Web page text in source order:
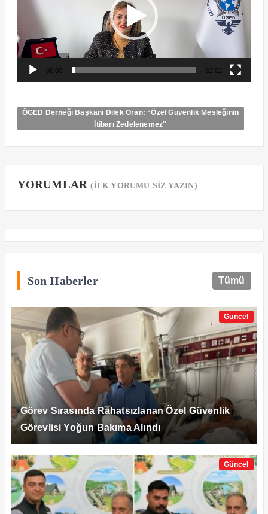
00:00 02:02
ÖGED Derneği Başkanı Dilek Oran: “Özel Güvenlik Mesleğinin
İtibarı Zedelenemez''
YORUMLAR(İLK YORUMU SİZ YAZIN)
Son Haberler Tümü
Güncel
Görev Sırasında Rahatsızlanan Özel Güvenlik
Görevlisi Yoğun Bakıma Alındı
Güncel